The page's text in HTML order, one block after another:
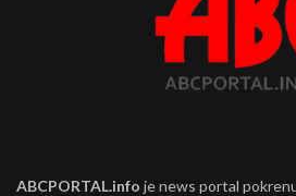
ABCPORTAL.info je news portal